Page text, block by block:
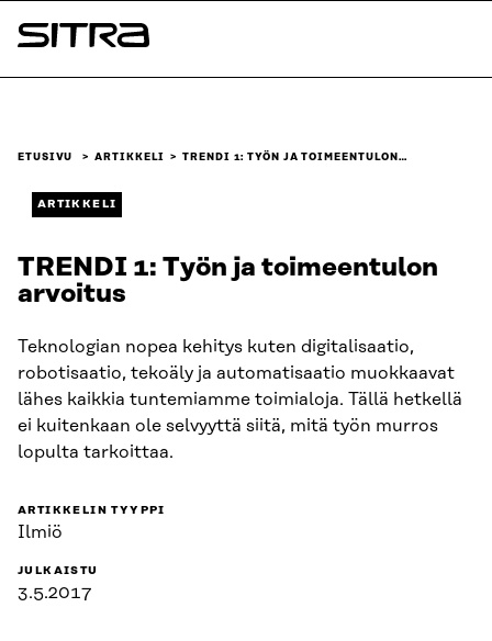
Siirry
suoraan
Sitra
ETUSIVU ARTIKKELI TRENDI 1: TYÖN JA TOIMEENTULON…
ARTIKKELI
TRENDI 1: Työn ja toimeentulon
arvoitus
Teknologian nopea kehitys kuten digitalisaatio,
robotisaatio, tekoäly ja automatisaatio muokkaavat
lähes kaikkia tuntemiamme toimialoja. Tällä hetkellä
ei kuitenkaan ole selvyyttä siitä, mitä työn murros
lopulta tarkoittaa.
ARTIKKELIN TYYPPI
Ilmiö
JULKAISTU
3.5.2017